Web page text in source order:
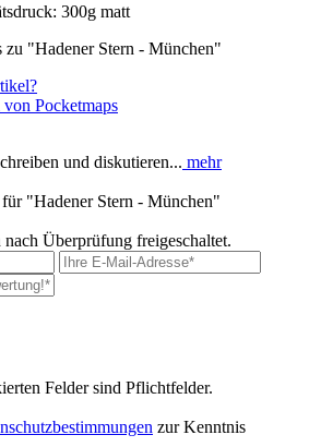
300g matt
"Hadener Stern - München"
Pocketmaps
und diskutieren... mehr
"Hadener Stern - München"
Überprüfung freigeschaltet.
Felder sind Pflichtfelder.
zur Kenntnis